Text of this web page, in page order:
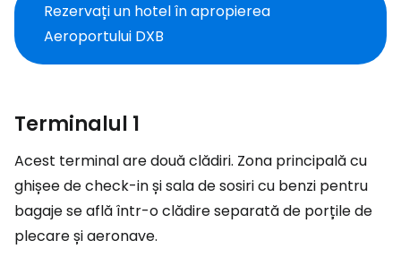
Rezervați un hotel în apropierea
Aeroportului DXB
Terminalul 1
Acest terminal are două clădiri. Zona principală cu
ghișee de check-in și sala de sosiri cu benzi pentru
bagaje se află într-o clădire separată de porțile de
plecare și aeronave.